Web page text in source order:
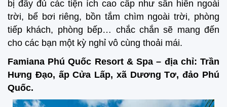
bị đầy đủ các tiện ích cao cấp như sân hiên ngoài
trời, bể bơi riêng, bồn tắm chìm ngoài trời, phòng
tiếp khách, phòng bếp… chắc chắn sẽ mang đến
cho các bạn một kỳ nghỉ vô cùng thoải mái.
Famiana Phú Quốc Resort & Spa – địa chỉ: Trần
Hưng Đạo, ấp Cửa Lấp, xã Dương Tơ, đảo Phú
Quốc.